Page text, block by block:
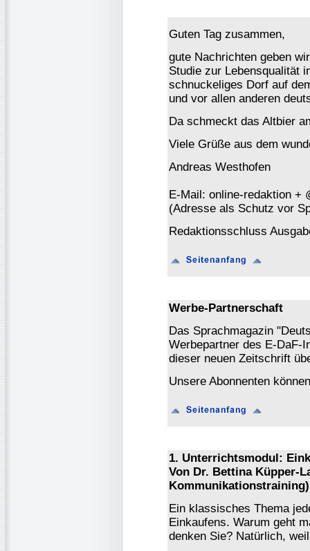
Guten Tag zusammen,
gute Nachrichten geben
Studie zur Lebensqualität
schnuckeliges Dorf auf
und vor allen anderen
Da schmeckt das Altbier
Viele Grüße aus dem
Andreas Westhofen
E-Mail: online-redaktion +
(Adresse als Schutz vor
Redaktionsschluss
Werbe-Partnerschaft
Das Sprachmagazin
Werbepartner des E-DaF-
dieser neuen Zeitschrift
Unsere Abonnenten
1. Unterrichtsmodul:
Von Dr. Bettina Küpper-
Kommunikationstraining)
Ein klassisches Thema
Einkaufens. Warum geht
denken Sie? Natürlich,